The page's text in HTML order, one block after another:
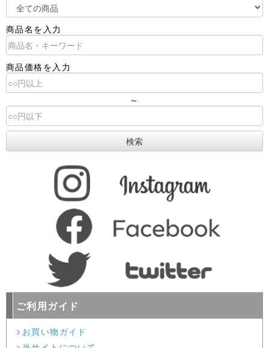
商品名を入力
商品価格を入力
～
ご利用ガイド
お買い物ガイド